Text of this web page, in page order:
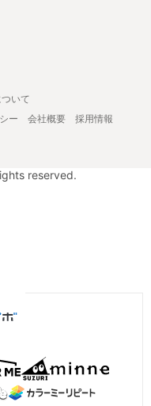
いて
ー 会社概要
採用情報
reserved.